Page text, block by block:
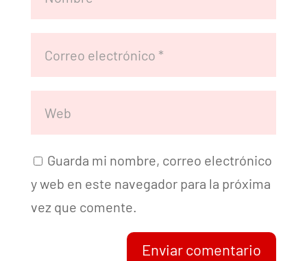
Guarda mi nombre, correo electrónico
y web en este navegador para la próxima
vez que comente.
Enviar comentario